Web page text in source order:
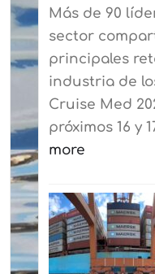
agilizar
el
embarque
a
los
residentes
Más de 90
sector
principales
industria de
Cruise Med
próximos 16 y
more
Seatrade
Cruise
Med
reunirá